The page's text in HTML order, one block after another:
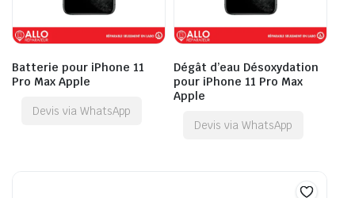
Batterie pour iPhone 11
Pro Max Apple
Devis via WhatsApp
Dégât d’eau Désoxydation
pour iPhone 11 Pro Max
Apple
Devis via WhatsApp